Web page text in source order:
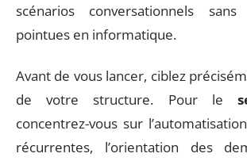
scénarios conversationnels sans
pointues en informatique.
Avant de vous lancer, ciblez
de votre structure. Pour le
concentrez-vous sur
récurrentes, l’orientation des